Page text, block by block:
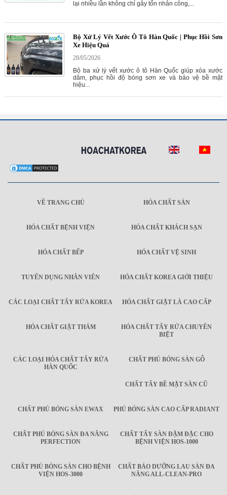
lại nhiều lần không chỉ gây tốn nhân công,...
Bộ Xử Lý Vết Xước Ô Tô Hàn Quốc | Phục Hồi Sơn
Xe Hiệu Quả
28/05/2026
Bộ ba xử lý vết xước ô tô Hàn Quốc giúp xóa xước
dăm, phục hồi độ bóng sơn xe và bảo vệ bề mặt
hiệu...
VỀ TRANG CHỦ HÓA CHẤT SÀN
HÓA CHẤT BỆNH VIỆN HÓA CHẤT KHÁCH SẠN
HÓA CHẤT BẾP HÓA CHẤT VỆ SINH
TUYỂN DỤNG NHÂN VIÊN HÓA CHẤT KOREA GIỚI THIỆU
CÁC LOẠI CHẤT TẨY RỬA KOREA HÓA CHẤT GIẶT LÀ CAO CẤP
HÓA CHẤT GIẶT THẢM
HÓA CHẤT TẨY RỬA CHUYÊN
BIỆT
CÁC LOẠI HÓA CHẤT TẨY RỬA
HÀN QUỐC
CHẤT PHỦ BÓNG SÀN GỖ
CHẤT TẨY BỀ MẶT SÀN CŨ
CHẤT PHỦ BÓNG SÀN EWAX PHỦ BÓNG SÀN CAO CẤP RADIANT
CHẤT PHỦ BÓNG SÀN ĐA NĂNG
PERFECTION
CHẤT TẨY SÀN ĐẬM ĐẶC CHO
BỆNH VIỆN HOS-1000
CHẤT PHỦ BÓNG SÀN CHO BỆNH
VIỆN HOS-3000
CHẤT BẢO DƯỠNG LAU SÀN ĐA
NĂNG ALL-CLEAN-PRO